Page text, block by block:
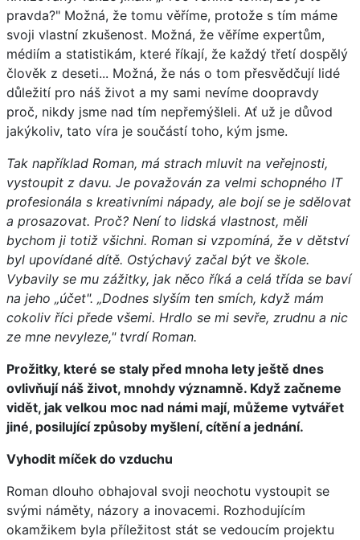
pravda?" Možná, že tomu věříme, protože s tím máme
svoji vlastní zkušenost. Možná, že věříme expertům,
médiím a statistikám, které říkají, že každý třetí dospělý
člověk z deseti... Možná, že nás o tom přesvědčují lidé
důležití pro náš život a my sami nevíme doopravdy
proč, nikdy jsme nad tím nepřemýšleli. Ať už je důvod
jakýkoliv, tato víra je součástí toho, kým jsme.
Tak například Roman, má strach mluvit na veřejnosti,
vystoupit z davu. Je považován za velmi schopného IT
profesionála s kreativními nápady, ale bojí se je sdělovat
a prosazovat. Proč? Není to lidská vlastnost, měli
bychom ji totiž všichni. Roman si vzpomíná, že v dětství
byl upovídané dítě. Ostýchavý začal být ve škole.
Vybavily se mu zážitky, jak něco říká a celá třída se baví
na jeho „účet". „Dodnes slyším ten smích, když mám
cokoliv říci přede všemi. Hrdlo se mi sevře, zrudnu a nic
ze mne nevyleze," tvrdí Roman.
Prožitky, které se staly před mnoha lety ještě dnes
ovlivňují náš život, mnohdy významně. Když začneme
vidět, jak velkou moc nad námi mají, můžeme vytvářet
jiné, posilující způsoby myšlení, cítění a jednání.
Vyhodit míček do vzduchu
Roman dlouho obhajoval svoji neochotu vystoupit se
svými náměty, názory a inovacemi. Rozhodujícím
okamžikem byla příležitost stát se vedoucím projektu